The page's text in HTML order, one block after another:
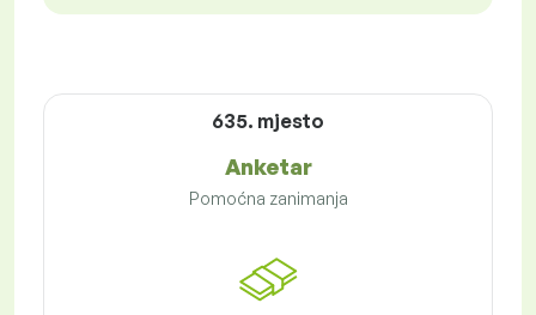
635. mjesto
Anketar
Pomoćna zanimanja